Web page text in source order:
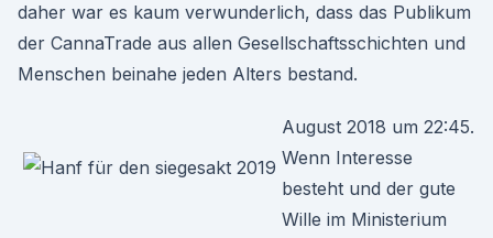
daher war es kaum verwunderlich, dass das Publikum
der CannaTrade aus allen Gesellschaftsschichten und
Menschen beinahe jeden Alters bestand.
August 2018 um 22:45.
Wenn Interesse
besteht und der gute
Wille im Ministerium